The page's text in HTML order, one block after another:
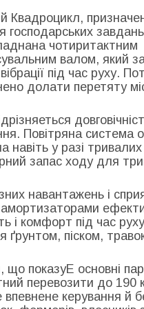
Квадроцикл,
господарських
чотиритактним
валом, який
під час руху.
долати перетяту
Повітряна система
у разі
запас ходу для
навантажень і
амортизаторами
і комфорт під час
ґрунтом, піском,
що показуЕ основні
перевозити до 190
керування й